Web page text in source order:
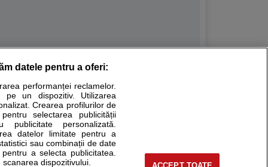
Ele nu pot substitui consultul medical direct si
fie medicul Dvs., fie unul dintre medicii pe care
pacient
datele pentru a oferi:
performanței reclamelor.
pe un dispozitiv. Utilizarea
Crearea profilurilor de
selectarea publicității
publicitate personalizată.
datelor limitate pentru a
sau combinații de date
a selecta publicitatea.
dispozitivului.